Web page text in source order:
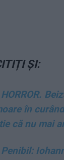
ȘI:
HORROR.
în
că nu mai
Penibil: